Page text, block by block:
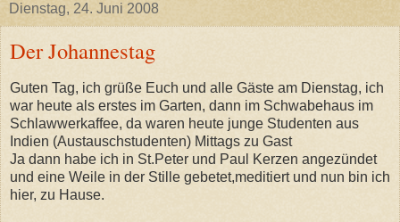
Dienstag, 24. Juni 2008
Der Johannestag
Guten Tag, ich grüße Euch und alle Gäste am Dienstag, ich
war heute als erstes im Garten, dann im Schwabehaus im
Schlawwerkaffee, da waren heute junge Studenten aus
Indien (Austauschstudenten) Mittags zu Gast
Ja dann habe ich in St.Peter und Paul Kerzen angezündet
und eine Weile in der Stille gebetet,meditiert und nun bin ich
hier, zu Hause.